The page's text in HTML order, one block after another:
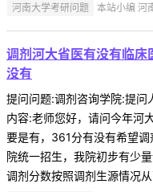
河南大学考研问题 本站小编 河
调剂河大省医有没有临
没有
提问问题:调剂咨询学院:提
内容:老师您好，请问今年河
要是有，361分有没有希望
院统一招生，我院初步有少
调剂分数按照调剂生源情况